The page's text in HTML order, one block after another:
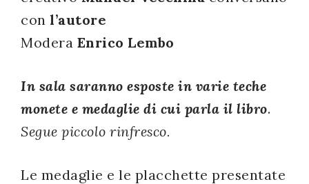
con l’autore
Modera Enrico Lembo
In sala saranno esposte in varie teche
monete e medaglie di cui parla il libro.
Segue piccolo rinfresco.
Le medaglie e le placchette presentate